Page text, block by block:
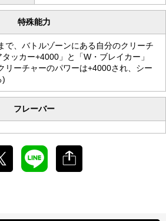
特殊能力
で、バトルゾーンにある自分のクリーチ
ッカー+4000」と「W・ブレイカー」
リーチャーのパワーは+4000され、シー
)
フレーバー